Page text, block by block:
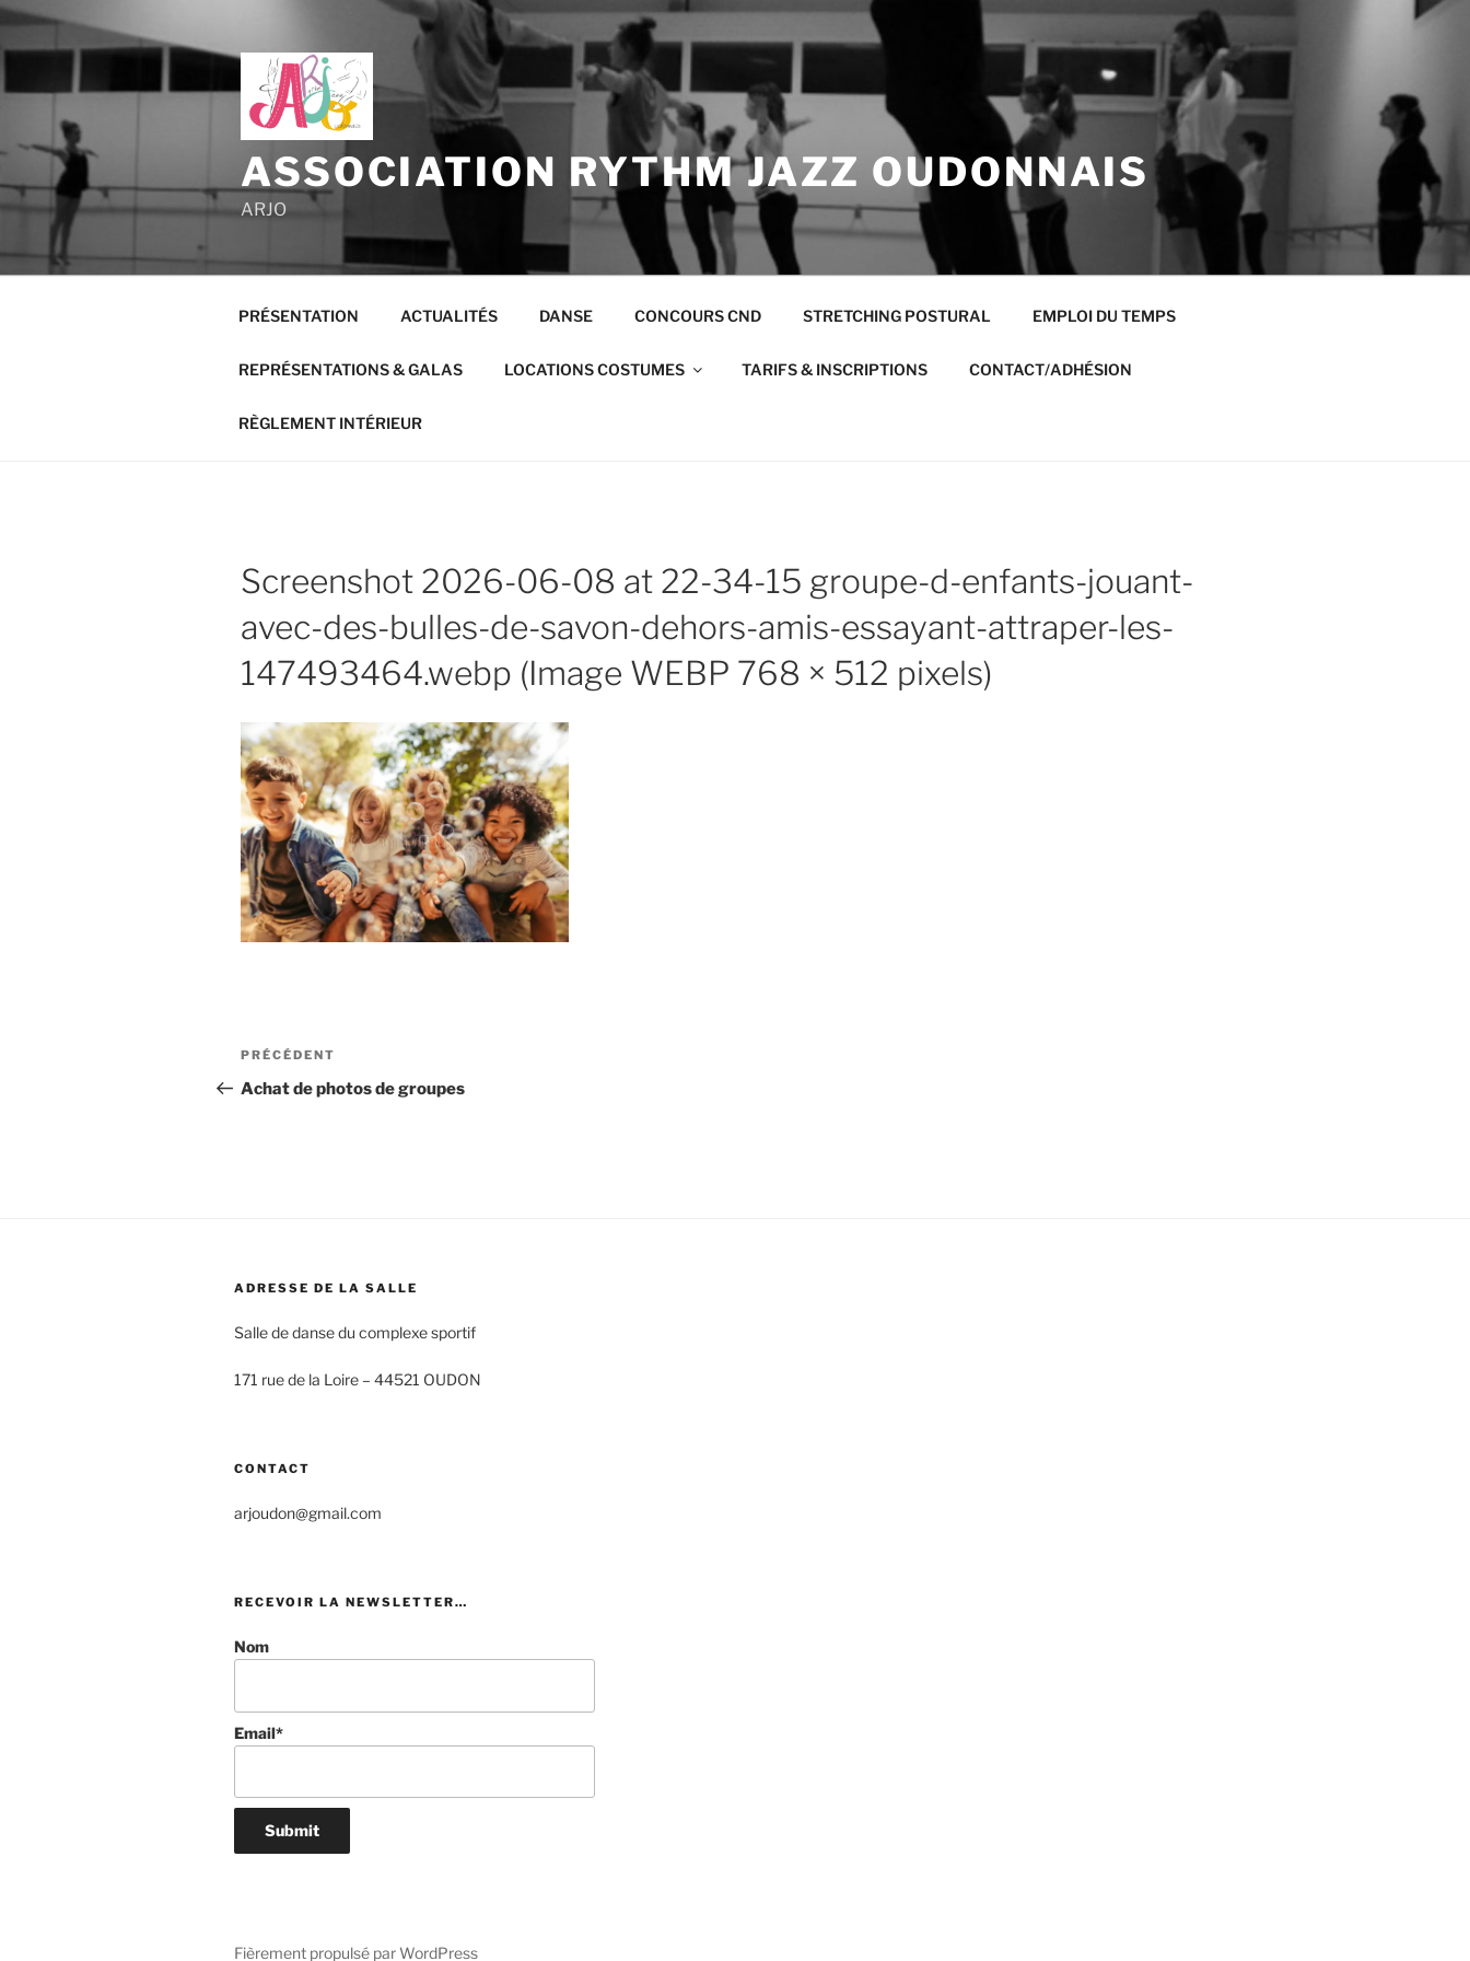
Aller
principal
ASSOCIATION RYTHM JAZZ OUDONNAIS
ARJO
PRÉSENTATION ACTUALITÉS DANSE CONCOURS CND STRETCHING POSTURAL EMPLOI DU TEMPS
REPRÉSENTATIONS & GALAS LOCATIONS COSTUMES TARIFS & INSCRIPTIONS CONTACT/ADHÉSION
RÈGLEMENT INTÉRIEUR
Screenshot 2026-06-08 at 22-34-15 groupe-d-enfants-jouant-
avec-des-bulles-de-savon-dehors-amis-essayant-attraper-les-
147493464.webp (Image WEBP 768 × 512 pixels)
Navigation
de
Article
précédent
PRÉCÉDENT
Achat de photos de groupes
ADRESSE DE LA SALLE
Salle de danse du complexe sportif
171 rue de la Loire – 44521 OUDON
CONTACT
arjoudon@gmail.com
RECEVOIR LA NEWSLETTER…
Nom
Email*
Fièrement propulsé par WordPress